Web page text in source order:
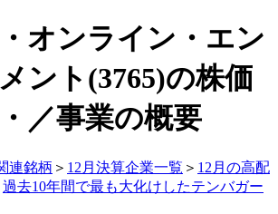
オンライン・エン
ント(3765)の株価
／事業の概要
連銘柄 ＞ 12月決算企業一覧 ＞ 12月の高配
過去10年間で最も大化けしたテンバガー